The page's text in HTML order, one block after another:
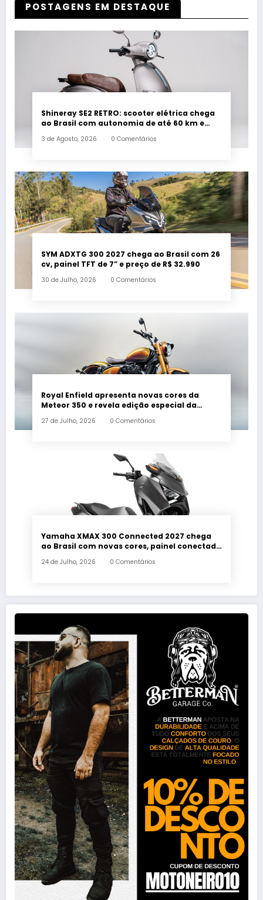
POSTAGENS EM DESTAQUE
Shineray SE2 RETRO: scooter elétrica chega
ao Brasil com autonomia de até 60 km e
3 de Agosto, 2026 0 Comentários
SYM ADXTG 300 2027 chega ao Brasil com 26
cv, painel TFT de 7” e preço de R$ 32.990
30 de Julho, 2026 0 Comentários
Royal Enfield apresenta novas cores da
Meteor 350 e revela edição especial da
27 de Julho, 2026 0 Comentários
Yamaha XMAX 300 Connected 2027 chega
ao Brasil com novas cores, painel conectado
24 de Julho, 2026 0 Comentários